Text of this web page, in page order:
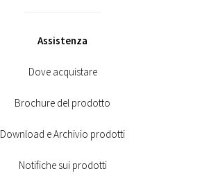
Assistenza
Dove acquistare
Brochure del prodotto
Download e Archivio prodotti
Notifiche sui prodotti